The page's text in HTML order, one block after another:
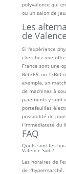
polyvalence qui
ou un salon de
Les
de
Si l'expérience
cherchez une
France sont une
Bet365, ou 1xBet
exemple, un
de machines à
paiements y sont
portefeuilles
possibilité de
l'immédiateté du
FAQ
Quels sont les
Valence Sud ?
Les horaires de
de